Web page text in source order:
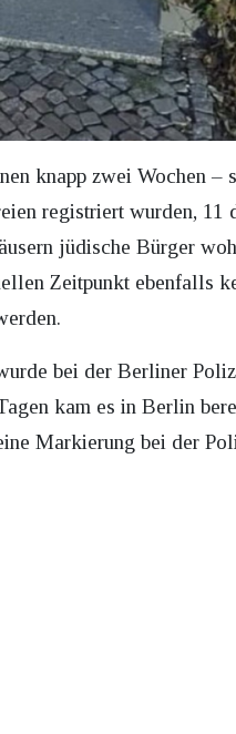
knapp zwei Wochen –
registriert wurden, 11
jüdische Bürger
Zeitpunkt ebenfalls
bei der Berliner
kam es in Berlin
Markierung bei der